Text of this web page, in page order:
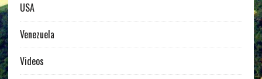
USA
Venezuela
Videos